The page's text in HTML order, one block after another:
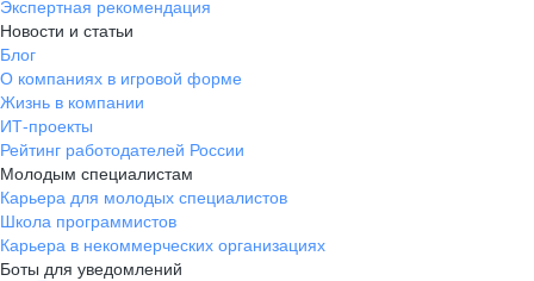
Экспертная рекомендация
Новости и статьи
Блог
О компаниях в игровой форме
Жизнь в компании
ИТ-проекты
Рейтинг работодателей России
Молодым специалистам
Карьера для молодых специалистов
Школа программистов
Карьера в некоммерческих организациях
Боты для уведомлений